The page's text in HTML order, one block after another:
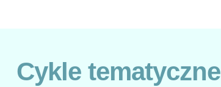
Cykle tematyczne